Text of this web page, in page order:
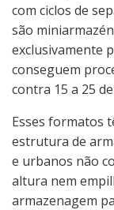
com ciclos de
são
exclusivamente
conseguem
contra 15 a 25
Esses formatos
estrutura de
e urbanos não
altura nem
armazenagem